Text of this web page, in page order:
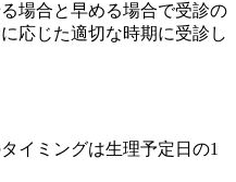
場合と早める場合で受診の
に応じた適切な時期に受診し
イミングは生理予定日の1